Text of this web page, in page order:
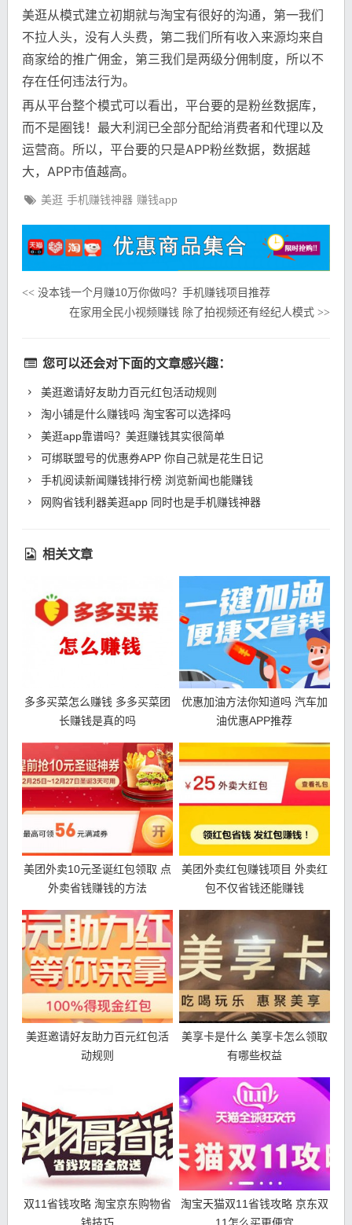
美逛从模式建立初期就与淘宝有很好的沟通，第一我们
不拉人头，没有人头费，第二我们所有收入来源均来自
商家给的推广佣金，第三我们是两级分佣制度，所以不
存在任何违法行为。
再从平台整个模式可以看出，平台要的是粉丝数据库，
而不是圈钱！最大利润已全部分配给消费者和代理以及
运营商。所以，平台要的只是APP粉丝数据，数据越
大，APP市值越高。
美逛 手机赚钱神器 赚钱app
<<没本钱一个月赚10万你做吗？手机赚钱项目推荐
在家用全民小视频赚钱 除了拍视频还有经纪人模式>>
您可以还会对下面的文章感兴趣：
美逛邀请好友助力百元红包活动规则
淘小铺是什么赚钱吗 淘宝客可以选择吗
美逛app靠谱吗？美逛赚钱其实很简单
可绑联盟号的优惠券APP 你自己就是花生日记
手机阅读新闻赚钱排行榜 浏览新闻也能赚钱
网购省钱利器美逛app 同时也是手机赚钱神器
相关文章
多多买菜怎么赚钱 多多买菜团
长赚钱是真的吗
优惠加油方法你知道吗 汽车加
油优惠APP推荐
美团外卖10元圣诞红包领取 点
外卖省钱赚钱的方法
美团外卖红包赚钱项目 外卖红
包不仅省钱还能赚钱
美逛邀请好友助力百元红包活
动规则
美享卡是什么 美享卡怎么领取
有哪些权益
双11省钱攻略 淘宝京东购物省
淘宝天猫双11省钱攻略 京东双